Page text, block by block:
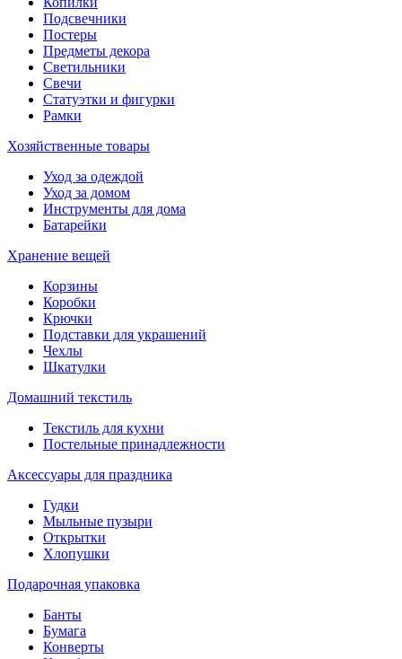
Подсвечники
Постеры
Предметы декора
Светильники
Свечи
Статуэтки и фигурки
Рамки
Хозяйственные товары
Уход за одеждой
Уход за домом
Инструменты для дома
Батарейки
Хранение вещей
Корзины
Коробки
Крючки
Подставки для украшений
Чехлы
Шкатулки
Домашний текстиль
Текстиль для кухни
Постельные принадлежности
Аксессуары для праздника
Гудки
Мыльные пузыри
Открытки
Хлопушки
Подарочная упаковка
Банты
Бумага
Конверты